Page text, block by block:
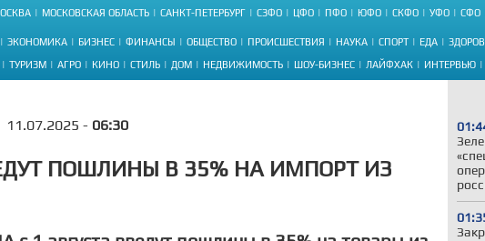
МОСКОВСКАЯ ОБЛАСТЬ САНКТ-ПЕТЕРБУРГ СЗФО ЦФО ПФО ЮФО СКФО УФО СФО
ЭКОНОМИКА БИЗНЕС ФИНАНСЫ ОБЩЕСТВО ПРОИСШЕСТВИЯ НАУКА СПОРТ ЕДА
ТУРИЗМ АГРО КИНО СТИЛЬ ДОМ НЕДВИЖИМОСТЬ ШОУ-БИЗНЕС ЛАЙФХАК ИНТЕРВЬЮ
11.07.2025 - 06:30
ПОШЛИНЫ В 35% НА ИМПОРТ ИЗ